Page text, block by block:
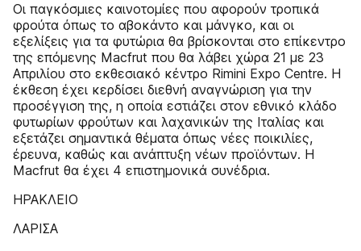
Οι παγκόσμιες καινοτομίες που αφορούν τροπικά
φρούτα όπως το αβοκάντο και μάνγκο, και οι
εξελίξεις για τα φυτώρια θα βρίσκονται στο επίκεντρο
της επόμενης Macfrut που θα λάβει χώρα 21 με 23
Απριλίου στο εκθεσιακό κέντρο Rimini Expo Centre. Η
έκθεση έχει κερδίσει διεθνή αναγνώριση για την
προσέγγιση της, η οποία εστιάζει στον εθνικό κλάδο
φυτωρίων φρούτων και λαχανικών της Ιταλίας και
εξετάζει σημαντικά θέματα όπως νέες ποικιλίες,
έρευνα, καθώς και ανάπτυξη νέων προϊόντων. Η
Macfrut θα έχει 4 επιστημονικά συνέδρια.
ΗΡΑΚΛΕΙΟ
ΛΑΡΙΣΑ